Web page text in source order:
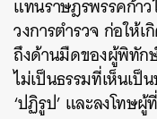
แทนราษฎรพรรคก้า
วงการตำรวจ ก่อให้
ถึงด้านมืดของผู้พิทัก
ไม่เป็นธรรมที่เห็นเป็
‘ปฏิรูป’ และลงโทษ